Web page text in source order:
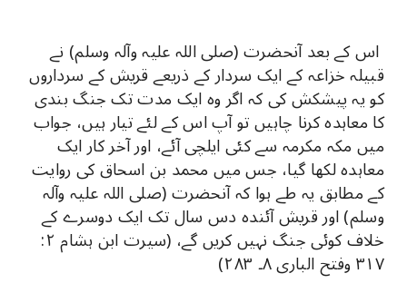
اس کے بعد آنحضرت (صلی اللہ علیہ وآلہ وسلم) نے
قبیلہ خزاعہ کے ایک سردار کے ذریعے قریش کے سرداروں
کو یہ پیشکش کی کہ اگر وہ ایک مدت تک جنگ بندی
کا معاہدہ کرنا چاہیں تو آپ اس کے لئے تیار ہیں، جواب
میں مکہ مکرمہ سے کئی ایلچی آئے، اور آخر کار ایک
معاہدہ لکھا گیا، جس میں محمد بن اسحاق کی روایت
کے مطابق یہ طے ہوا کہ آنحضرت (صلی اللہ علیہ وآلہ
وسلم) اور قریش آئندہ دس سال تک ایک دوسرے کے
خلاف کوئی جنگ نہیں کریں گے، (سیرت ابن ہشام ٢:
٣١٧ وفتح الباری ٨۔ ٢٨٣)